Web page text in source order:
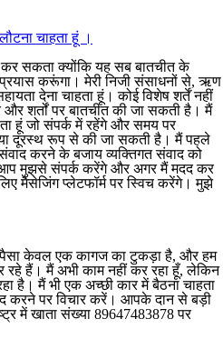
चाहता हूं ।
कर सकता क्योंकि यह सब बातचीत के
प्रयास करूंगा। मेरी निजी संसाधनों से, ऋण
देना चाहता हूं। कोई विशेष शर्तें नहीं
शर्तों पर बातचीत की जा सकती है। मैं
हूं जो संपर्क में रहेंगे और समय पर
दूरस्थ रूप से की जा सकती है। मैं पहले
करने के बजाय व्यक्तिगत संवाद को
आप मुझसे संपर्क करेंगे और अगर मैं मदद कर
मैसेजिंग प्लेटफॉर्म पर स्विच करेंगे। मुझे
पैसा केवल एक कागज का टुकड़ा है, और हम
हैं। मैं अभी काम नहीं कर रहा हूँ, लेकिन
है। मैं भी एक अच्छी कार में बैठना चाहता
करने पर विचार करें। आपके दान से बड़ी
में खाता संख्या 89647483878 पर